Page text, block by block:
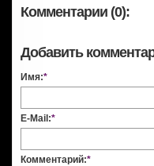
Комментарии (0):
Добавить
Имя:*
E-Mail:*
Комментарий:*